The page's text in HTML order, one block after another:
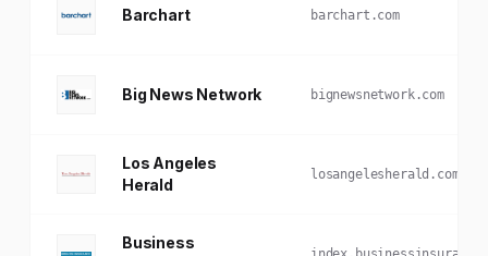
Barchart barchart.com
Big News Network bignewsnetwork.com
Los Angeles
Herald
losangelesherald.com
Business